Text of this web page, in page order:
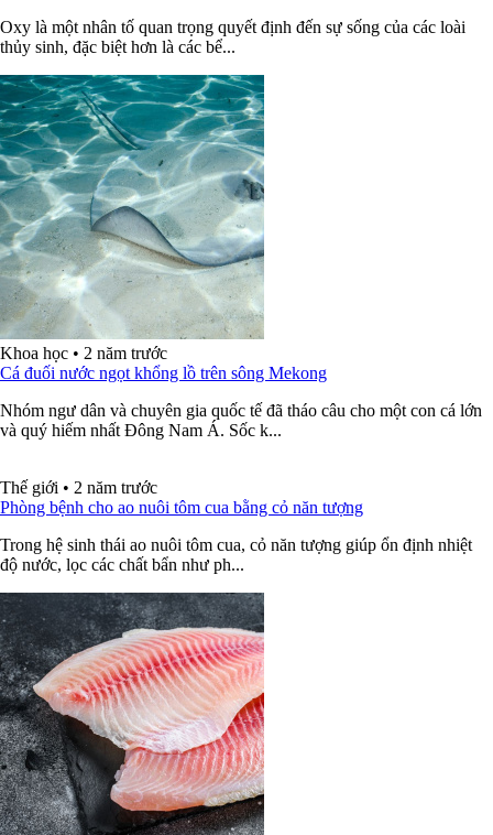
Oxy là một nhân tố quan trọng quyết định đến sự sống của các loài
thủy sinh, đặc biệt hơn là các bể...
Khoa học • 2 năm trước
Cá đuối nước ngọt khổng lồ trên sông Mekong
Nhóm ngư dân và chuyên gia quốc tế đã tháo câu cho một con cá lớn
và quý hiếm nhất Đông Nam Á. Sốc k...
Thế giới • 2 năm trước
Phòng bệnh cho ao nuôi tôm cua bằng cỏ năn tượng
Trong hệ sinh thái ao nuôi tôm cua, cỏ năn tượng giúp ổn định nhiệt
độ nước, lọc các chất bẩn như ph...